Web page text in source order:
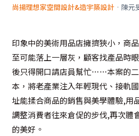
尚揚理想家空間設計&造宇築設計 · 陳元
印象中的美術用品店擁擠狹小，商
至可能落上一層灰，顧客找產品時
後只得開口請店員幫忙……本案的
本，將老產業注入年輕現代、接軌
址能揉合商品的銷售與美學體驗,用
調整消費者往來倉促的步伐,再次體
的美好。